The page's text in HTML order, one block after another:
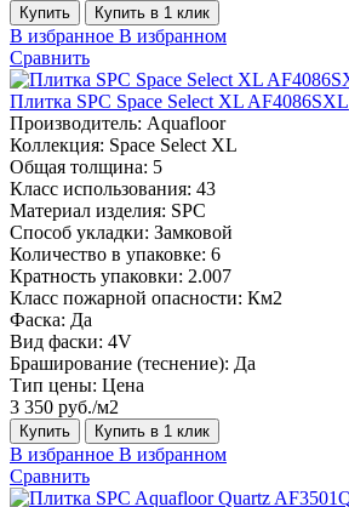
Купить Купить в 1 клик
В избранное В избранном
Сравнить
Плитка SPC Space Select XL AF4086SXL
Производитель: Aquafloor
Коллекция: Space Select XL
Общая толщина: 5
Класс использования: 43
Материал изделия: SPC
Способ укладки: Замковой
Количество в упаковке: 6
Кратность упаковки: 2.007
Класс пожарной опасности: Км2
Фаска: Да
Вид фаски: 4V
Браширование (теснение): Да
Тип цены: Цена
3 350 руб./м2
Купить Купить в 1 клик
В избранное В избранном
Сравнить